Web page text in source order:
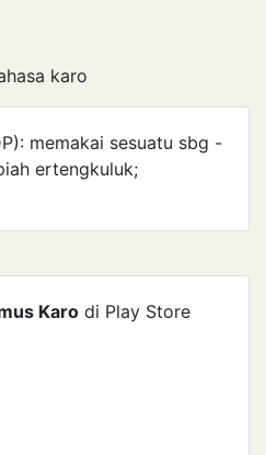
karo
me­makai sesuatu sbg -
ertengkuluk;
Karo di Play Store